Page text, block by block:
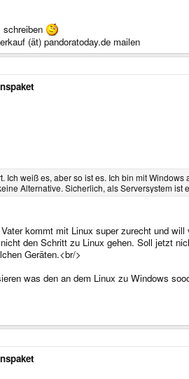
schreiben
(ät) pandoratoday.de mailen
Ich weiß es, aber so ist es. Ich bin mit
Alternative. Sicherlich, als Serversystem
kommt mit Linux super zurecht und
den Schritt zu Linux gehen. Soll jetzt
Geräten.<br/>
was den an dem Linux zu Windows